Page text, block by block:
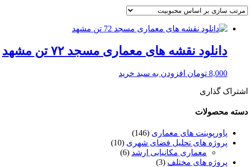
دانلود نقشه های معماری مسجد ۷۲ تن مشهد
8,000 تومان افزودن به سبد خرید
اشتراک گذاری
دسته محصولات
پاورپوینت های معماری (146)
پروژه های تحلیل فضای شهری (10)
معماری مکانیابی ارشد (6)
پروژه های مختلف (3)